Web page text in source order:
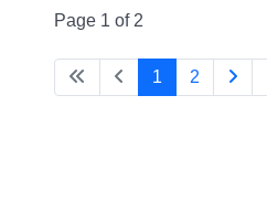
Page 1 of 2
1 2